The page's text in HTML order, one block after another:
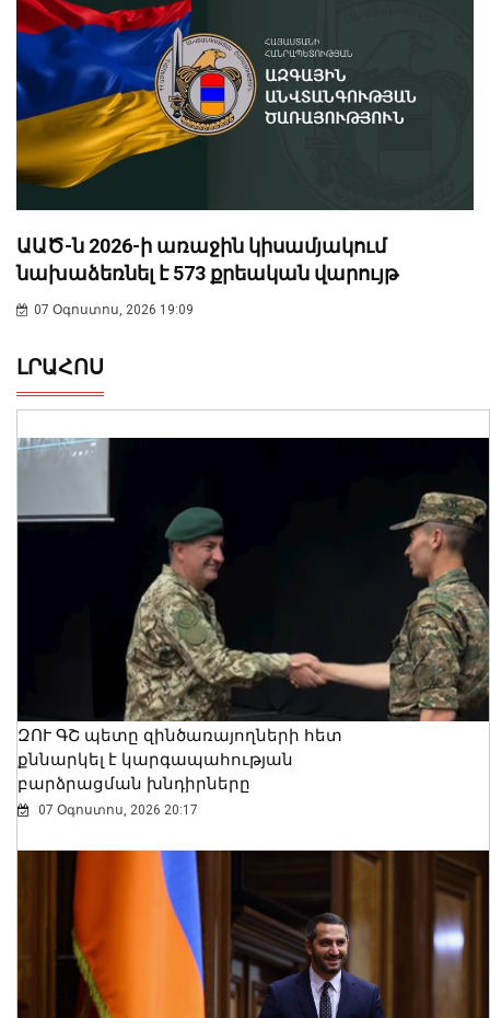
ԱԱԾ-ն 2026-ի առաջին կիսամյակում
նախաձեռնել է 573 քրեական վարույթ
07 Օգոստոս, 2026 19:09
ԼՐԱՀՈՍ
ԶՈՒ ԳՇ պետը զինծառայողների հետ
քննարկել է կարգապահության
բարձրացման խնդիրները
07 Օգոստոս, 2026 20:17